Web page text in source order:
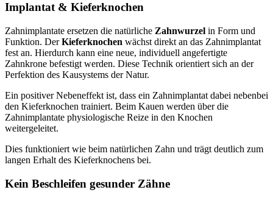
Implantat & Kieferknochen
Zahnimplantate ersetzen die natürliche Zahnwurzel in Form und
Funktion. DerKieferknochen wächst direkt an das Zahnimplantat
fest an. Hierdurch kann eine neue, individuell angefertigte
Zahnkrone befestigt werden. Diese Technik orientiert sich an der
Perfektion des Kausystems der Natur.
Ein positiver Nebeneffekt ist, dass ein Zahnimplantat dabei nebenbei
den Kieferknochen trainiert. Beim Kauen werden über die
Zahnimplantate physiologische Reize in den Knochen
weitergeleitet.
Dies funktioniert wie beim natürlichen Zahn und trägt deutlich zum
langen Erhalt des Kieferknochens bei.
Kein Beschleifen gesunder Zähne